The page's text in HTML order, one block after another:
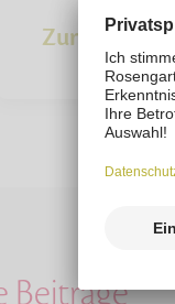
Zur
Beiträge